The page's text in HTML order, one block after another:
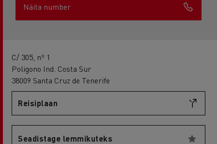
Näita number
C/ 305, nº 1
Poligono Ind. Costa Sur
38009 Santa Cruz de Tenerife
Reisiplaan
Seadistage lemmikuteks